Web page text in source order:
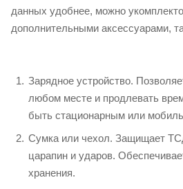
данных удобнее, можно
дополнительными аксессуарами,
Зарядное устройство.
любом месте и продлевать
быть стационарным или
Сумка или чехол. Защищает
царапин и ударов.
хранения.